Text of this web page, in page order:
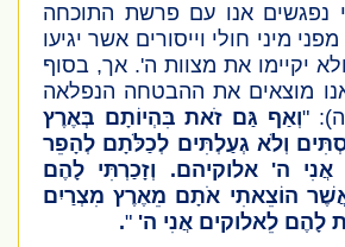
אנו עם פרשת התוכחה
מיני חולי וייסורים אשר יגיעו
יקיימו את מצוות ה'. אך, בסוף
מוצאים את ההבטחה הנפלאה
:
" וְאַף גַּם זֹאת בִּהְיוֹתָם בְּאֶרֶץ
וְלֹא גְעַלְתִּים לְכַלֹּתָם לְהָפֵר
ה' אלוקיהם. וְזָכַרְתִּי לָהֶם
הוֹצֵאתִי אֹתָם מֵאֶרֶץ מִצְרַיִם
לָהֶם לֵאלוקים אֲנִי ה'"
.